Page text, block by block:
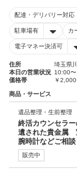
配達・デリバリー対応
駐車場有 カ
電子マネー決済可
住所
埼玉県
本日の営業状況 10:00
価格帯
￥
商品・サービス
遺品整理・生前整理
終活カウンセラ
遺された貴金
腕時計などご相談
販売中